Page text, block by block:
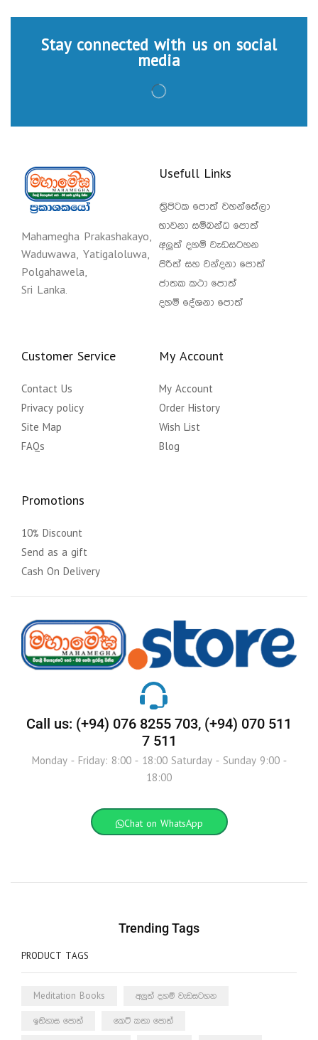
Stay connected with us on social
media
Mahamegha Prakashakayo,
Waduwawa, Yatigaloluwa,
Polgahawela,
Sri Lanka.
Usefull Links
ත්‍රිපිටක පොත් වහන්සේලා
භාවනා සම්බන්ධ පොත්
අලුත් දහම් වැඩසටහන
පිරිත් සහ වන්දනා පොත්
ජාතක කථා පොත්
දහම් දේශනා පොත්
Customer Service
Contact Us
Privacy policy
Site Map
FAQs
My Account
My Account
Order History
Wish List
Blog
Promotions
10% Discount
Send as a gift
Cash On Delivery
Call us: (+94) 076 8255 703, (+94) 070 511
7 511
Monday - Friday: 8:00 - 18:00 Saturday - Sunday 9:00 -
18:00
Chat on WhatsApp
Trending Tags
PRODUCT TAGS
Meditation Books අලුත් දහම් වැඩසටහන
ඉතිහාස පොත් කෙටි කතා පොත්